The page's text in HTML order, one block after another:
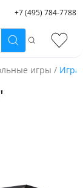
+7 (495) 784-7788
Поиск
игры / Игра